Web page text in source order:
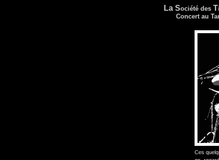
La Société des T
Concert au
Ces